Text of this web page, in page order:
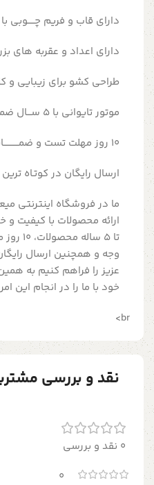
دارای قاب و فریم چـــــوبی
دارای اعداد و عقربه های
طراحی کشو برای زیبایی و
موتور تایوانی با 5 ســـال ضمانت بدون قیـد و شـــرط
10 روز مهلت تست و ضمـــــــــــانت بازگشت وجــــه
ارسال رایگان در کوتـاه
ما در فروشگاه اینترنتی
تا 5
وجه و همچنین ارسال
عزیز را فراهم کنیم به
خود با ما را در انجام این
br>
نقد و بررسی
0 نقد و بررسی
0